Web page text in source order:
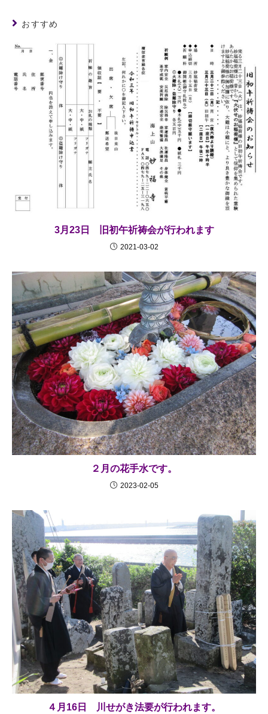
おすすめ
3月23日 旧初午祈祷会が行われます
2021-03-02
２月の花手水です。
2023-02-05
４月16日 川せがき法要が行われます。